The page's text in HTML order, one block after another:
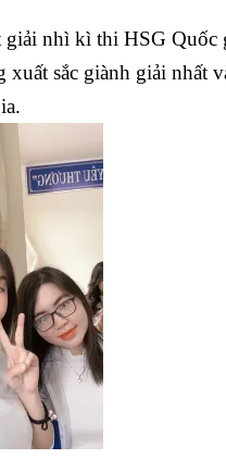
nhì kì thi HSG Quốc
sắc giành giải nhất